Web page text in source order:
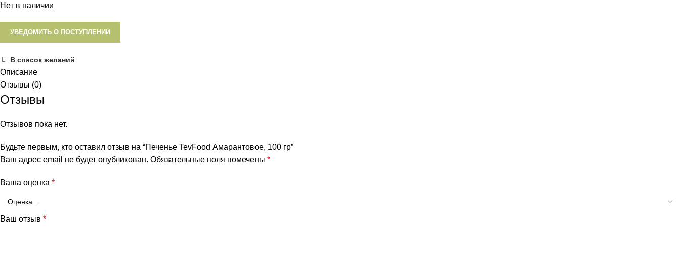
Нет в наличии
УВЕДОМИТЬ О ПОСТУПЛЕНИИ
В список желаний
Описание
Отзывы (0)
Отзывы
Отзывов пока нет.
Будьте первым, кто оставил отзыв на “Печенье TevFood Амарантовое, 100 гр”
Ваш адрес email не будет опубликован. Обязательные поля помечены *
Ваша оценка *
Ваш отзыв *